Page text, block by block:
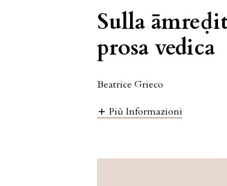
Sulla
prosa vedica
Beatrice Grieco
Più Informazioni